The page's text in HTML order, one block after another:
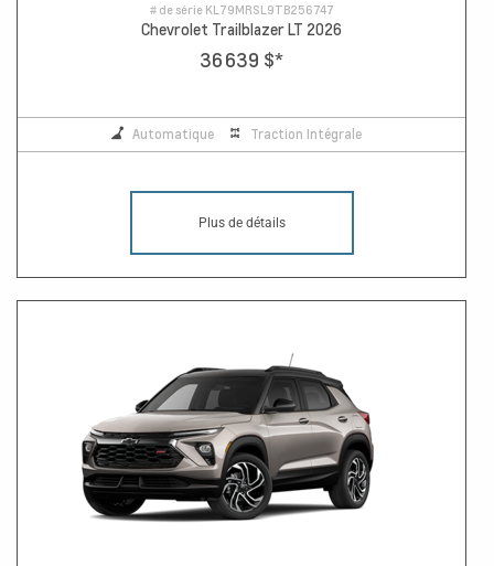
# de série KL79MRSL9TB256747
Chevrolet Trailblazer LT 2026
36 639 $*
Automatique Traction Intégrale
Plus de détails